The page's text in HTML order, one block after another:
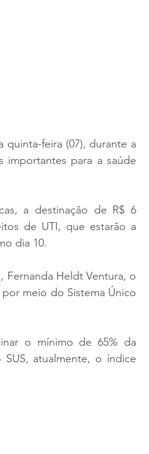
feira (07), durante a
importantes para a saúde
a destinação de R$ 6
de UTI, que estarão a
dia 10.
Fernanda Heldt Ventura, o
meio do Sistema Único
o mínimo de 65% da
atualmente, o índice